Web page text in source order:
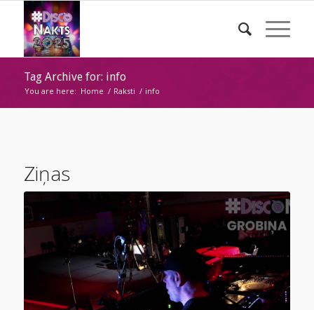
Tag Archive for: info
You are here: Home / Raksti / info
Ziņas